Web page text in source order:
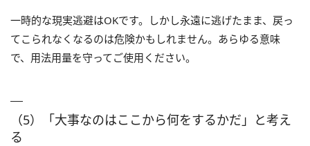
一時的な現実逃避はOKです。しかし永遠に逃げたまま、戻っ
てこられなくなるのは危険かもしれません。あらゆる意味
で、用法用量を守ってご使用ください。
（5）「大事なのはここから何をするかだ」と考え
る